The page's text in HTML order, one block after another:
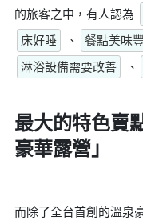
的旅客之中，有人認為
床好睡
、 餐點美味
淋浴設備需要改善
、
最大的特色賣
豪華露營」
而除了全台首創的溫泉